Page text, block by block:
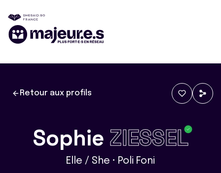
Retour aux profils
Sophie ZIESSEL
Elle / She • Poli Foni